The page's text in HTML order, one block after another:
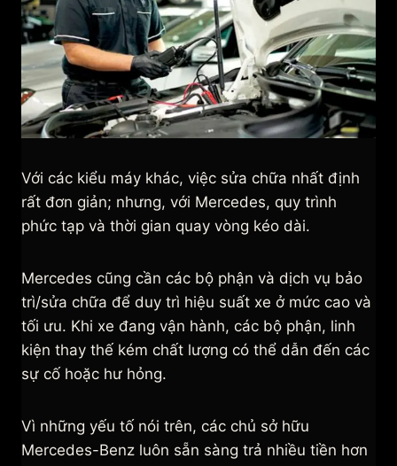
Với các kiểu máy khác, việc sửa chữa nhất định
rất đơn giản; nhưng, với Mercedes, quy trình
phức tạp và thời gian quay vòng kéo dài.
Mercedes cũng cần các bộ phận và dịch vụ bảo
trì/sửa chữa để duy trì hiệu suất xe ở mức cao và
tối ưu. Khi xe đang vận hành, các bộ phận, linh
kiện thay thế kém chất lượng có thể dẫn đến các
sự cố hoặc hư hỏng.
Vì những yếu tố nói trên, các chủ sở hữu
Mercedes-Benz luôn sẵn sàng trả nhiều tiền hơn